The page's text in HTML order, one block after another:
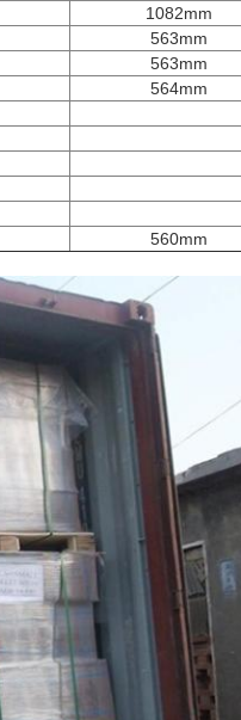
1082mm
563mm
563mm
564mm
560mm